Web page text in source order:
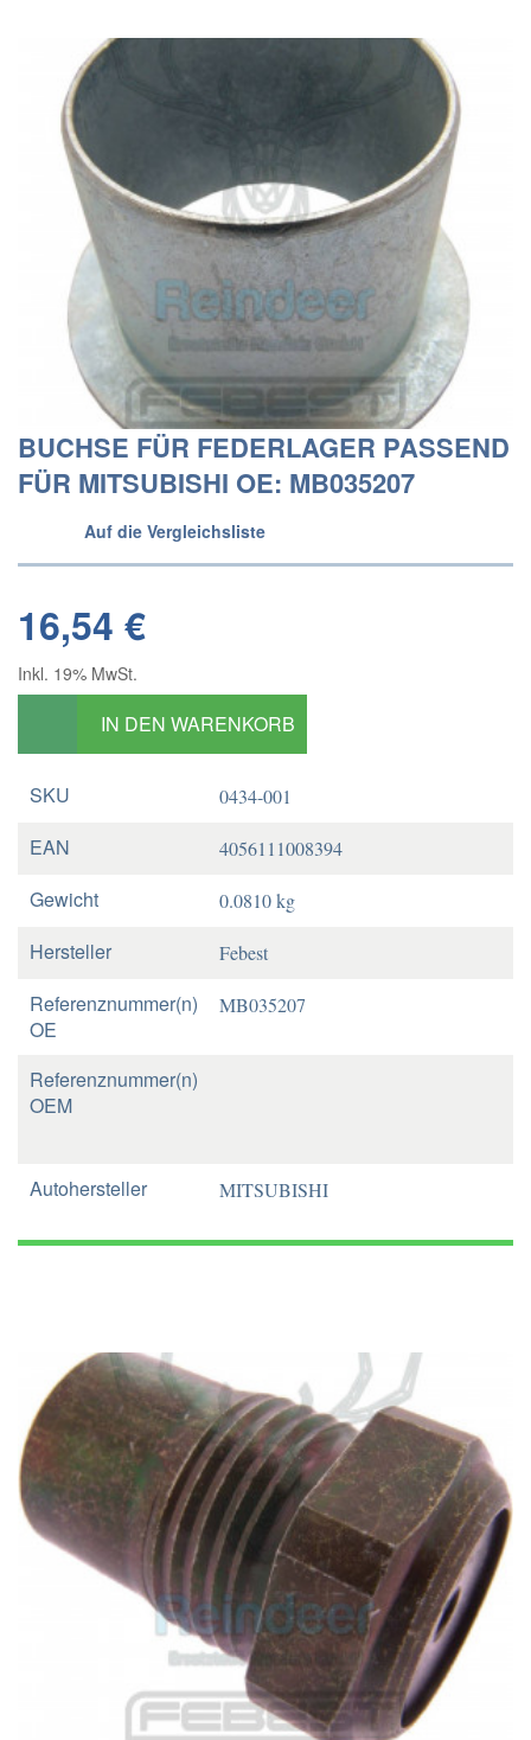
BUCHSE FÜR FEDERLAGER PASSEND
FÜR MITSUBISHI OE: MB035207
Auf die Vergleichsliste
16,54 €
Inkl. 19% MwSt.
IN DEN WARENKORB
SKU 0434-001
EAN 4056111008394
Gewicht 0.0810 kg
Hersteller Febest
Referenznummer(n)
OE
MB035207
Referenznummer(n)
OEM
Autohersteller MITSUBISHI